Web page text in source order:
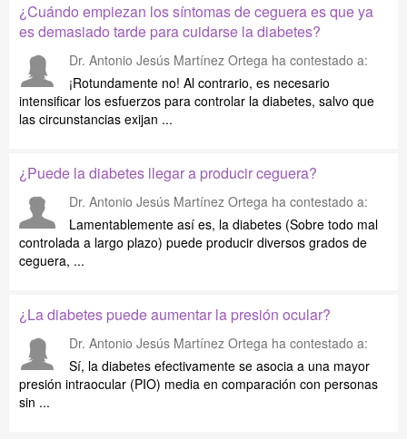
¿Cuándo empiezan los síntomas de ceguera es que ya
es demasiado tarde para cuidarse la diabetes?
Dr. Antonio Jesús Martínez Ortega ha contestado a:
¡Rotundamente no! Al contrario, es necesario
intensificar los esfuerzos para controlar la diabetes, salvo que
las circunstancias exijan ...
¿Puede la diabetes llegar a producir ceguera?
Dr. Antonio Jesús Martínez Ortega ha contestado a:
Lamentablemente así es, la diabetes (Sobre todo mal
controlada a largo plazo) puede producir diversos grados de
ceguera, ...
¿La diabetes puede aumentar la presión ocular?
Dr. Antonio Jesús Martínez Ortega ha contestado a:
Sí, la diabetes efectivamente se asocia a una mayor
presión intraocular (PIO) media en comparación con personas
sin ...